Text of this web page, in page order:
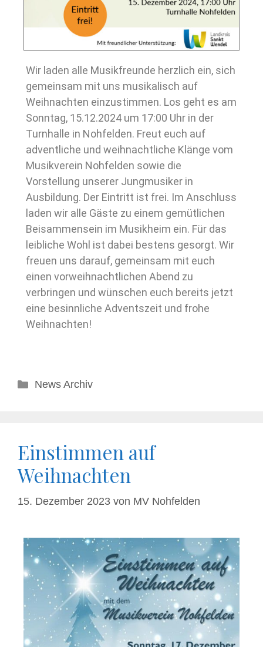
Wir laden alle Musikfreunde herzlich ein, sich
gemeinsam mit uns musikalisch auf
Weihnachten einzustimmen. Los geht es am
Sonntag, 15.12.2024 um 17:00 Uhr in der
Turnhalle in Nohfelden. Freut euch auf
adventliche und weihnachtliche Klänge vom
Musikverein Nohfelden sowie die
Vorstellung unserer Jungmusiker in
Ausbildung. Der Eintritt ist frei. Im Anschluss
laden wir alle Gäste zu einem gemütlichen
Beisammensein im Musikheim ein. Für das
leibliche Wohl ist dabei bestens gesorgt. Wir
freuen uns darauf, gemeinsam mit euch
einen vorweihnachtlichen Abend zu
verbringen und wünschen euch bereits jetzt
eine besinnliche Adventszeit und frohe
Weihnachten!
News Archiv
Einstimmen auf
Weihnachten
15. Dezember 2023 von MV Nohfelden